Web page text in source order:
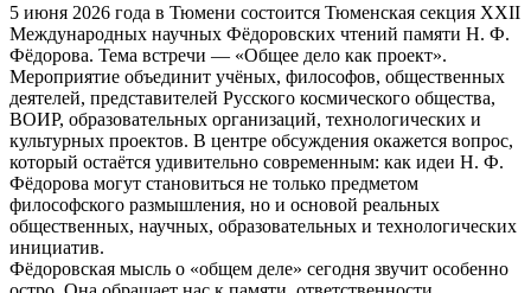
5 июня 2026 года в Тюмени состоится Тюменская секция XXII
Международных научных Фёдоровских чтений памяти Н. Ф.
Фёдорова. Тема встречи — «Общее дело как проект».
Мероприятие объединит учёных, философов, общественных
деятелей, представителей Русского космического общества,
ВОИР, образовательных организаций, технологических и
культурных проектов. В центре обсуждения окажется вопрос,
который остаётся удивительно современным: как идеи Н. Ф.
Фёдорова могут становиться не только предметом
философского размышления, но и основой реальных
общественных, научных, образовательных и технологических
инициатив.
Фёдоровская мысль о «общем деле» сегодня звучит особенно